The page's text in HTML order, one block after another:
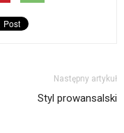
Następny artykuł
Styl prowansalski